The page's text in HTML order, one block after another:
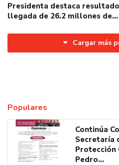
Presidenta destaca
llegada de 26.2 millones de…
Cargar más
Populares
Continúa
Secretaría
Protección
Pedro…